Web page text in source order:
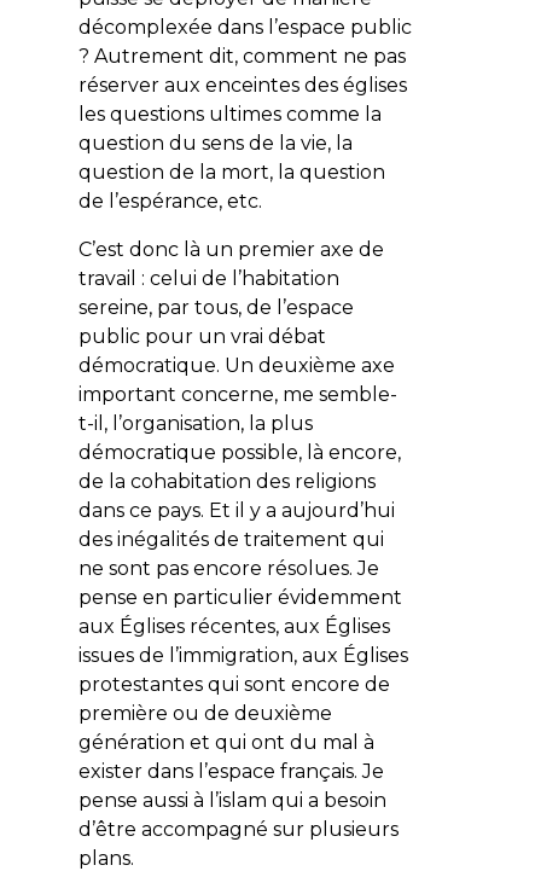
décomplexée dans l’espace public
? Autrement dit, comment ne pas
réserver aux enceintes des églises
les questions ultimes comme la
question du sens de la vie, la
question de la mort, la question
de l’espérance, etc.
C’est donc là un premier axe de
travail : celui de l’habitation
sereine, par tous, de l’espace
public pour un vrai débat
démocratique. Un deuxième axe
important concerne, me semble-
t-il, l’organisation, la plus
démocratique possible, là encore,
de la cohabitation des religions
dans ce pays. Et il y a aujourd’hui
des inégalités de traitement qui
ne sont pas encore résolues. Je
pense en particulier évidemment
aux Églises récentes, aux Églises
issues de l’immigration, aux Églises
protestantes qui sont encore de
première ou de deuxième
génération et qui ont du mal à
exister dans l’espace français. Je
pense aussi à l’islam qui a besoin
d’être accompagné sur plusieurs
plans.